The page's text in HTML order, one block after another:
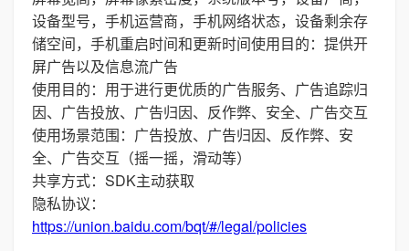
设备型号，手机运营商，手机网络状态，设备剩余存
储空间，手机重启时间和更新时间使用目的：提供开
屏广告以及信息流广告
使用目的：用于进行更优质的广告服务、广告追踪归
因、广告投放、广告归因、反作弊、安全、广告交互
使用场景范围：广告投放、广告归因、反作弊、安
全、广告交互（摇一摇，滑动等）
共享方式：SDK主动获取
隐私协议：
https://union.baidu.com/bqt/#/legal/policies